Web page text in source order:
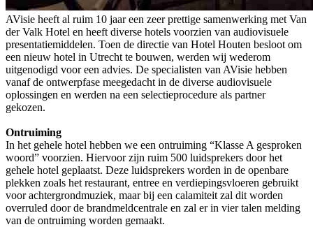
AVisie heeft al ruim 10 jaar een zeer prettige samenwerking met Van
der Valk Hotel en heeft diverse hotels voorzien van audiovisuele
presentatiemiddelen. Toen de directie van Hotel Houten besloot om
een nieuw hotel in Utrecht te bouwen, werden wij wederom
uitgenodigd voor een advies. De specialisten van AVisie hebben
vanaf de ontwerpfase meegedacht in de diverse audiovisuele
oplossingen en werden na een selectieprocedure als partner
gekozen.
Ontruiming
In het gehele hotel hebben we een ontruiming “Klasse A gesproken
woord” voorzien. Hiervoor zijn ruim 500 luidsprekers door het
gehele hotel geplaatst. Deze luidsprekers worden in de openbare
plekken zoals het restaurant, entree en verdiepingsvloeren gebruikt
voor achtergrondmuziek, maar bij een calamiteit zal dit worden
overruled door de brandmeldcentrale en zal er in vier talen melding
van de ontruiming worden gemaakt.